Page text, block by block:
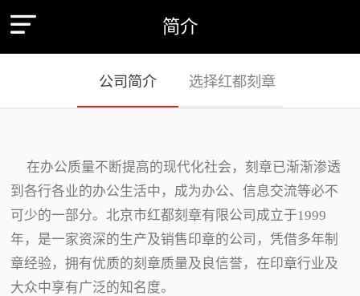
简介
公司简介 选择红都刻章
在办公质量不断提高的现代化社会，刻章已渐渐渗透
到各行各业的办公生活中，成为办公、信息交流等必不
可少的一部分。北京市红都刻章有限公司成立于1999
年，是一家资深的生产及销售印章的公司，凭借多年制
章经验，拥有优质的刻章质量及良信誉，在印章行业及
大众中享有广泛的知名度。